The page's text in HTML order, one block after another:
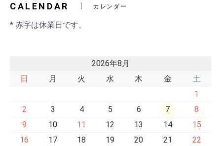
CALENDAR カレンダー
* 赤字は休業日です。
2026年8月
日
月 火 水 木 金
土
1
2
3 4 5 6 7
8
9
10 11 12 13 14
15
16
17 18 19 20 21 22